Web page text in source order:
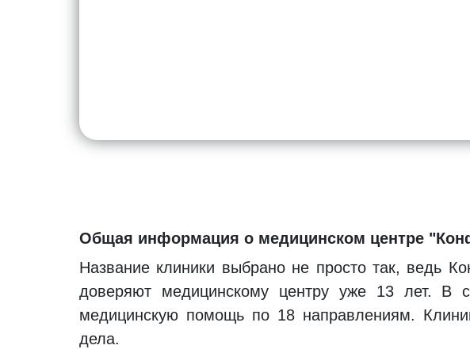
Общая информация о медицинском центре
Название клиники выбрано не просто так, ведь
доверяют медицинскому центру уже 13 лет. В
медицинскую помощь по 18 направлениям.
дела.